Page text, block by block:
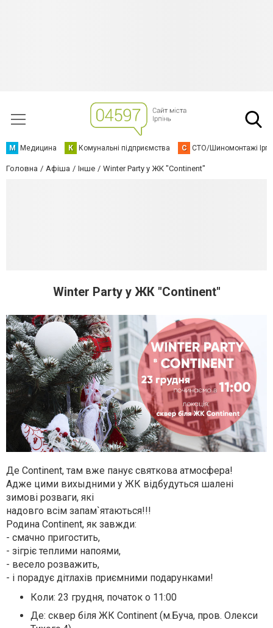
М Медицина К Комунальні підприємства С СТО/Шиномонтажі
Головна Афіша Інше Winter Party у ЖК "Continent"
Winter Party у ЖК "Continent"
Де Continent, там вже панує святкова атмосфера!
Адже цими вихыдними у ЖК відбудуться шалені
зимові розваги, які
надовго всім запам`ятаються!!!
Родина Continent, як завжди:
- смачно пригостить,
- зігріє теплими напоями,
- весело розважить,
- і порадує дітлахів приємними подарунками!
Коли: 23 грудня, початок о 11:00
Де: сквер біля ЖК Continent (м.Буча, пров. Олекси